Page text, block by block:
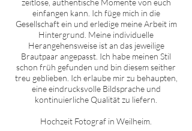
zeitlose, authentische Momente von euch
einfangen kann. Ich füge mich in die
Gesellschaft ein und erledige meine Arbeit im
Hintergrund. Meine individuelle
Herangehensweise ist an das jeweilige
Brautpaar angepasst. Ich habe meinen Stil
schon früh gefunden und bin diesem seither
treu geblieben. Ich erlaube mir zu behaupten,
eine eindrucksvolle Bildsprache und
kontinuierliche Qualität zu liefern.
Hochzeit Fotograf in Weilheim